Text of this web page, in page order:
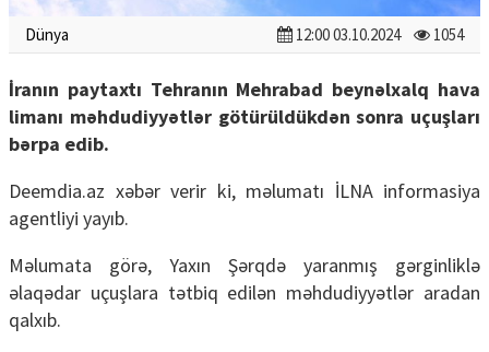
Dünya 12:00 03.10.2024 1054
İranın paytaxtı Tehranın Mehrabad beynəlxalq hava
limanı məhdudiyyətlər götürüldükdən sonra uçuşları
bərpa edib.
Deemdia.az xəbər verir ki, məlumatı İLNA informasiya
agentliyi yayıb.
Məlumata görə, Yaxın Şərqdə yaranmış gərginliklə
əlaqədar uçuşlara tətbiq edilən məhdudiyyətlər aradan
qalxıb.